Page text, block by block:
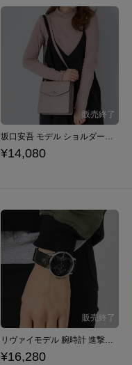
坂口安吾 モデル ショルダーバッグ 文豪ストレイドッグス 黒の時代
¥14,080
リヴァイモデル 腕時計 進撃の巨人
¥16,280